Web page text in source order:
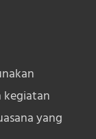
kegiatan
yang